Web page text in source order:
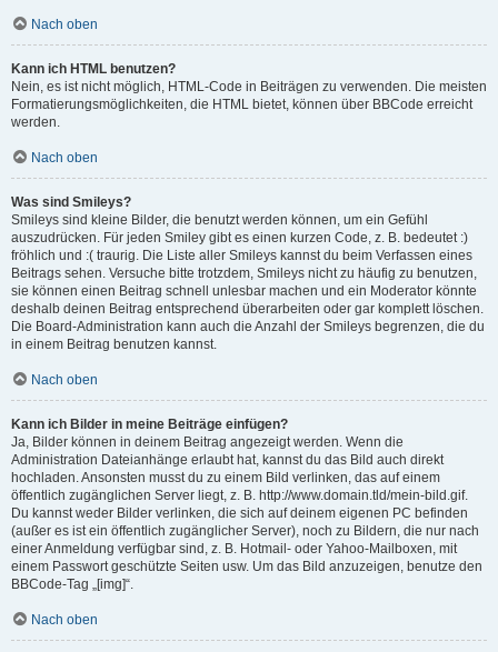
Nach oben
Kann ich HTML benutzen?
Nein, es ist nicht möglich, HTML-Code in Beiträgen zu verwenden. Die meisten
Formatierungsmöglichkeiten, die HTML bietet, können über BBCode erreicht
werden.
Nach oben
Was sind Smileys?
Smileys sind kleine Bilder, die benutzt werden können, um ein Gefühl
auszudrücken. Für jeden Smiley gibt es einen kurzen Code, z. B. bedeutet :)
fröhlich und :( traurig. Die Liste aller Smileys kannst du beim Verfassen eines
Beitrags sehen. Versuche bitte trotzdem, Smileys nicht zu häufig zu benutzen,
sie können einen Beitrag schnell unlesbar machen und ein Moderator könnte
deshalb deinen Beitrag entsprechend überarbeiten oder gar komplett löschen.
Die Board-Administration kann auch die Anzahl der Smileys begrenzen, die du
in einem Beitrag benutzen kannst.
Nach oben
Kann ich Bilder in meine Beiträge einfügen?
Ja, Bilder können in deinem Beitrag angezeigt werden. Wenn die
Administration Dateianhänge erlaubt hat, kannst du das Bild auch direkt
hochladen. Ansonsten musst du zu einem Bild verlinken, das auf einem
öffentlich zugänglichen Server liegt, z. B. http://www.domain.tld/mein-bild.gif.
Du kannst weder Bilder verlinken, die sich auf deinem eigenen PC befinden
(außer es ist ein öffentlich zugänglicher Server), noch zu Bildern, die nur nach
einer Anmeldung verfügbar sind, z. B. Hotmail- oder Yahoo-Mailboxen, mit
einem Passwort geschützte Seiten usw. Um das Bild anzuzeigen, benutze den
BBCode-Tag „[img]“.
Nach oben